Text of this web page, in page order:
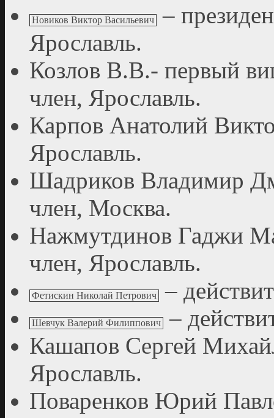
Новиков Виктор Васильевич
–
Ярославль.
Козлов В.В.- первый
член, Ярославль.
Карпов Анатолий
Ярославль.
Шадриков Владимир
член, Москва.
Нажмутдинов Гаджи
член, Ярославль.
Фетискин Николай Петрович –
Шевчук Валерий Филиппович
–
Кашапов Сергей
Ярославль.
Поваренков Юрий